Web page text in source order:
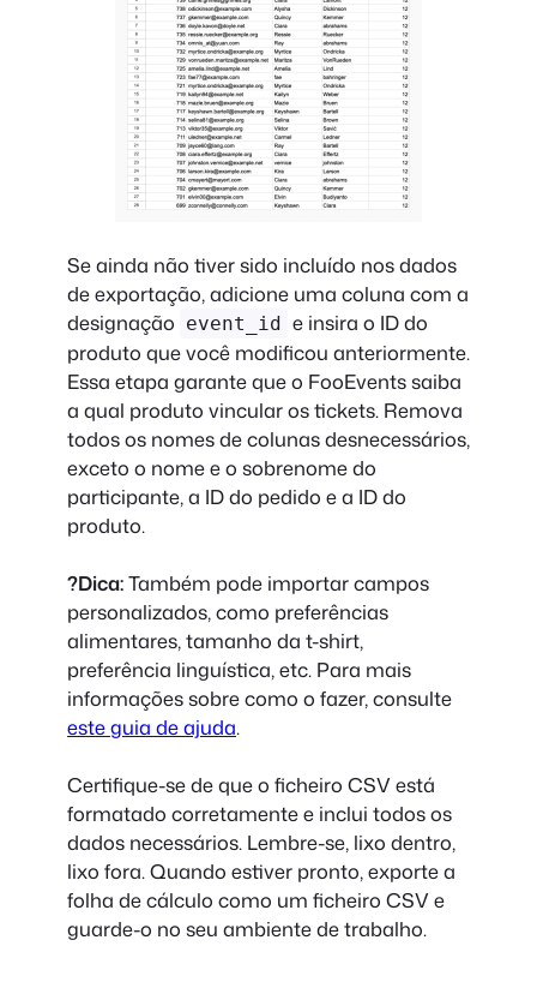
Se ainda não tiver sido incluído nos dados
de exportação, adicione uma coluna com a
designação event_id e insira o ID do
produto que você modificou anteriormente.
Essa etapa garante que o FooEvents saiba
a qual produto vincular os tickets. Remova
todos os nomes de colunas desnecessários,
exceto o nome e o sobrenome do
participante, a ID do pedido e a ID do
produto.
?Dica:Também pode importar campos
personalizados, como preferências
alimentares, tamanho da t-shirt,
preferência linguística, etc. Para mais
informações sobre como o fazer, consulte
este guia de ajuda.
Certifique-se de que o ficheiro CSV está
formatado corretamente e inclui todos os
dados necessários. Lembre-se, lixo dentro,
lixo fora. Quando estiver pronto, exporte a
folha de cálculo como um ficheiro CSV e
guarde-o no seu ambiente de trabalho.